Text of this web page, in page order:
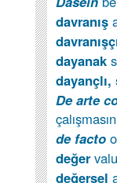
davranış
davranışç
dayanak
dayançlı,
De arte
de facto
değer
değersel